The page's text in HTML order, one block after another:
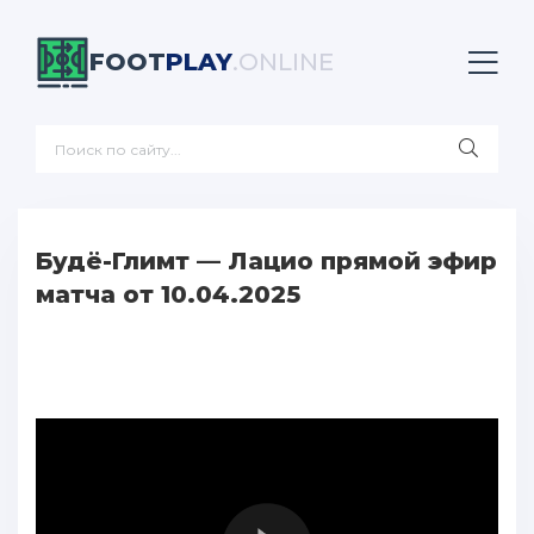
FOOTPLAY.ONLINE
Будё-Глимт — Лацио прямой эфир
матча от 10.04.2025